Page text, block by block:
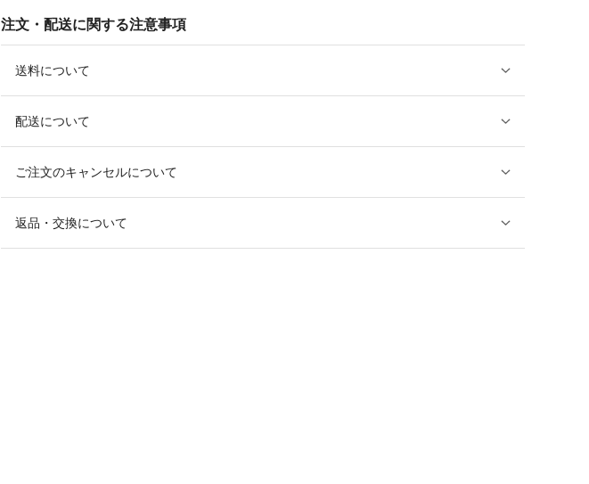
注文・配送に関する注意事項
送料について
配送について
ご注文のキャンセルについて
返品・交換について